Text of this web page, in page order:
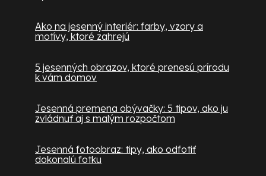
Ako na jesenný interiér: farby, vzory a
motívy, ktoré zahrejú
5 jesenných obrazov, ktoré prenesú prírodu
k vám domov
Jesenná premena obývačky: 5 tipov, ako ju
zvládnuť aj s malým rozpočtom
Jesenná fotoobraz: tipy, ako odfotiť
dokonalú fotku